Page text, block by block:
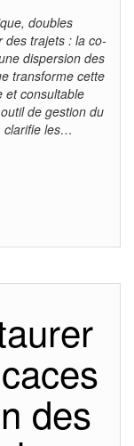
doubles
des trajets : la co-
dispersion des
transforme cette
et consultable
de gestion du
clarifie les…
des